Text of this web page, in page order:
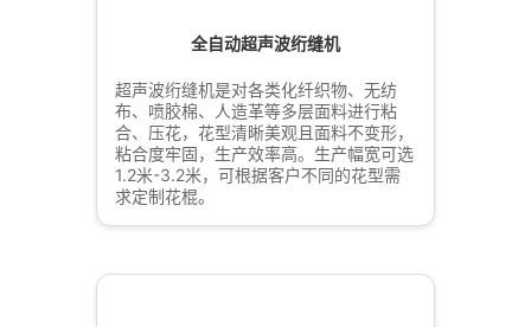
全自动超声波绗缝机
超声波绗缝机是对各类化纤织物、无纺
布、喷胶棉、人造革等多层面料进行粘
合、压花，花型清晰美观且面料不变形，
粘合度牢固，生产效率高。生产幅宽可选
1.2米-3.2米，可根据客户不同的花型需
求定制花棍。